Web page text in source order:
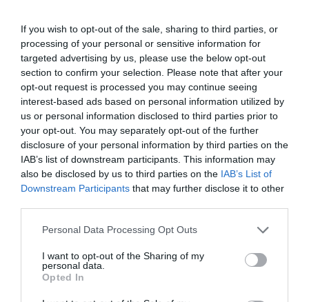
If you wish to opt-out of the sale, sharing to third parties, or
processing of your personal or sensitive information for
targeted advertising by us, please use the below opt-out
section to confirm your selection. Please note that after your
opt-out request is processed you may continue seeing
interest-based ads based on personal information utilized by
us or personal information disclosed to third parties prior to
your opt-out. You may separately opt-out of the further
disclosure of your personal information by third parties on the
IAB’s list of downstream participants. This information may
also be disclosed by us to third parties on the IAB’s List of
Downstream Participants that may further disclose it to other
Personal Data Processing Opt Outs
I want to opt-out of the Sharing of my
personal data.
Opted In
2P
COI
donde previsiblemente se generó la última pandemia
mundial.
2Playbook
como fuente preferida de Google
de forma gratuita
Mantente informado con las últimas noticias de actualidad.
ACTIVAR AHORA
Compartir